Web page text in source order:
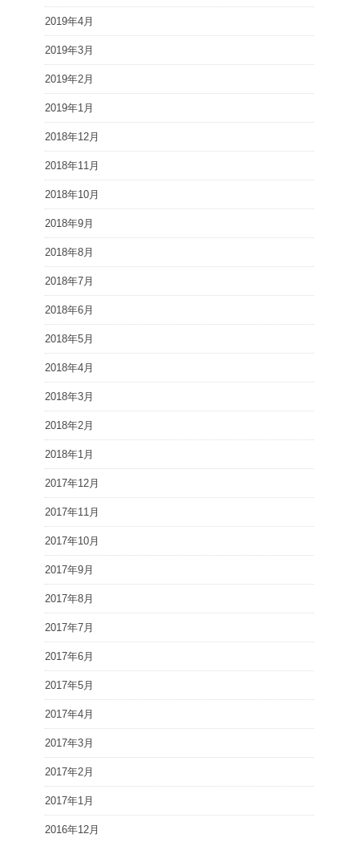
2019年4月
2019年3月
2019年2月
2019年1月
2018年12月
2018年11月
2018年10月
2018年9月
2018年8月
2018年7月
2018年6月
2018年5月
2018年4月
2018年3月
2018年2月
2018年1月
2017年12月
2017年11月
2017年10月
2017年9月
2017年8月
2017年7月
2017年6月
2017年5月
2017年4月
2017年3月
2017年2月
2017年1月
2016年12月